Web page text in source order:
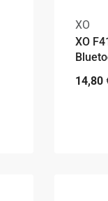
XO
XO
14,80